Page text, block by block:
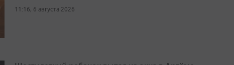
11:16, 6 августа 2026